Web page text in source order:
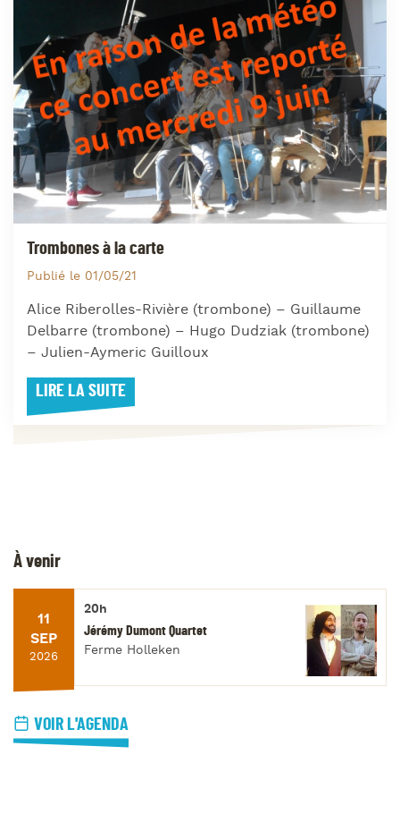
Trombones à la carte
Publié le 01/05/21
Alice Riberolles-Rivière (trombone) – Guillaume
Delbarre (trombone) – Hugo Dudziak (trombone)
– Julien-Aymeric Guilloux
LIRE LA SUITE
À venir
11
SEP
2026
20h
Jérémy Dumont Quartet
Ferme Holleken
VOIR L'AGENDA